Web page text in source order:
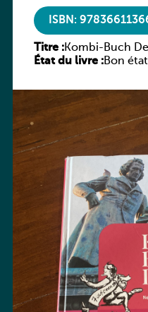
ISBN:
Titre :Kombi-Buch
Luxemburg)
État du livre :Bon état